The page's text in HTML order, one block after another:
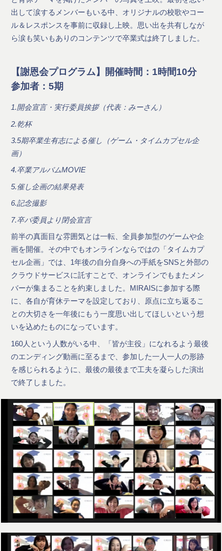
出して涙するメンバーもいる中、オリジナルの校歌やコー
ル＆レスポンスを事前に収録し上映。思い出を共有しなが
ら涙も笑いもありのコンテンツで卒業式は終了しました。
【謝恩会プログラム】開催時間：1時間10分
参加者：5期
1.開会宣言・実行委員挨拶（代表：みーさん）
2.乾杯
3.5期卒業生有志による催し（ゲーム・タイムカプセル企
画）
4.卒業アルバムMOVIE
5.催し企画の結果発表
6.記念撮影
7.卒パ委員より閉会宣言
前半の真面目な雰囲気とは一転、全員参加型のゲームや企
画を開催。その中でもオンラインならではの「タイムカプ
セル企画」では、1年後の自分自身への手紙をSNSと外部の
クラウドサービスに託すことで、オンラインでもまたメン
バーが集まることを約束しました。MIRAISに参加する際
に、各自が育休テーマを設定しており、原点に立ち返るこ
との大切さを一年後にもう一度思い出してほしいという想
いを込めたものになっています。
160人という人数がいる中、「皆が主役」になれるよう最後
のエンディング動画に至るまで、参加した一人一人の形跡
を感じられるように、最後の最後まで工夫を凝らした演出
で終了しました。